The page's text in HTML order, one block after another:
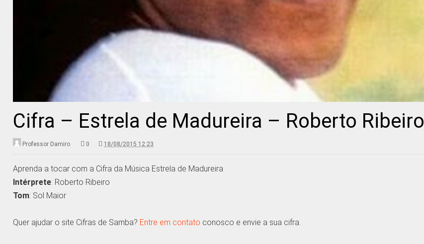
Cifra – Estrela de Madureira – Roberto Ribeiro
Professor Damiro 0 18/08/2015 12:23
Aprenda a tocar com a Cifra da Música Estrela de Madureira
Intérprete: Roberto Ribeiro
Tom: Sol Maior
Quer ajudar o site Cifras de Samba? Entre em contato conosco e envie a sua cifra.